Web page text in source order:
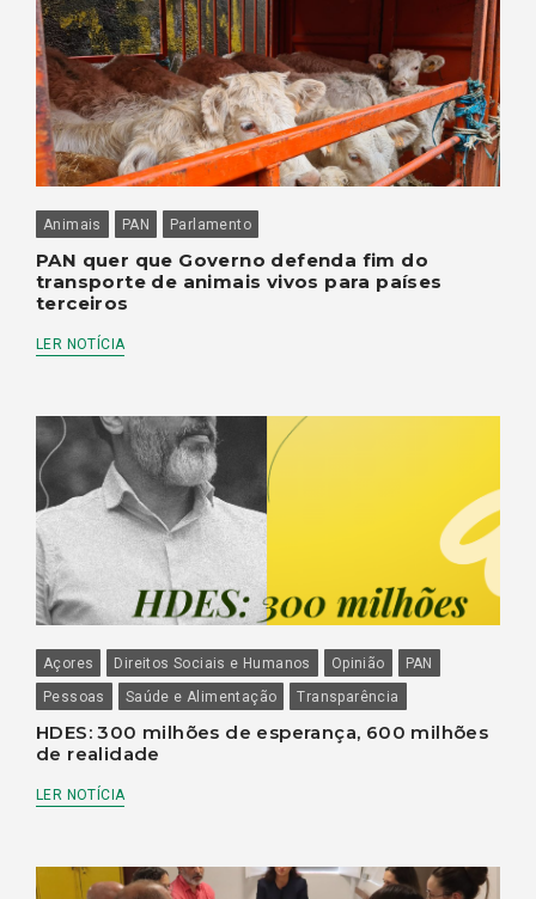
Animais PAN Parlamento
PAN quer que Governo defenda fim do
transporte de animais vivos para países
terceiros
LER NOTÍCIA
Açores Direitos Sociais e Humanos Opinião
PAN
Pessoas
Saúde e Alimentação Transparência
HDES: 300 milhões de esperança, 600 milhões
de realidade
LER NOTÍCIA